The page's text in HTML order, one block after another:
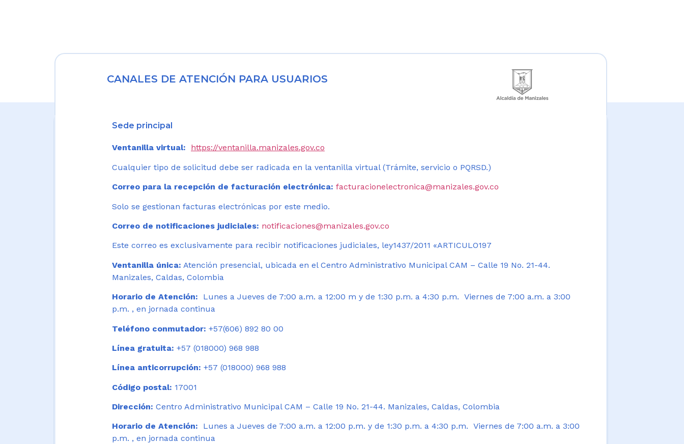
CANALES DE ATENCIÓN PARA USUARIOS
Sede principal
Ventanilla virtual: https://ventanilla.manizales.gov.co
Cualquier tipo de solicitud debe ser radicada en la ventanilla virtual (Trámite, servicio o PQRSD.)
Correo para la recepción de facturación electrónica: facturacionelectronica@manizales.gov.co
Solo se gestionan facturas electrónicas por este medio.
Correo de notificaciones judiciales: notificaciones@manizales.gov.co
Este correo es exclusivamente para recibir notificaciones judiciales, ley1437/2011 «ARTICULO197
Ventanilla única: Atención presencial, ubicada en el Centro Administrativo Municipal CAM – Calle 19 No. 21-44.
Manizales, Caldas, Colombia
Horario de Atención:
Lunes a Jueves de 7:00 a.m. a 12:00 m y de 1:30 p.m. a 4:30 p.m. Viernes de 7:00 a.m. a 3:00
p.m. , en jornada continua
Teléfono conmutador: +57(606) 892 80 00
Línea gratuita: +57 (018000) 968 988
Línea anticorrupción: +57 (018000) 968 988
Código postal: 17001
Dirección: Centro Administrativo Municipal CAM – Calle 19 No. 21-44. Manizales, Caldas, Colombia
Horario de Atención: Lunes a Jueves de 7:00 a.m. a 12:00 p.m. y de 1:30 p.m. a 4:30 p.m. Viernes de 7:00 a.m. a 3:00
p.m. , en jornada continua